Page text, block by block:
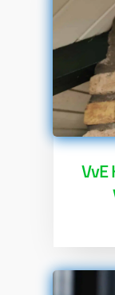
VvE